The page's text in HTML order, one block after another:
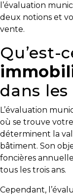
Locataire
Pourquoi
affaire
avec
un
courtier
Prenez
le
temps
d’analyser
vos
l’évaluation
deux notions et
vente.
Qu’est-
dans
L’évaluation
où se trouve
déterminent la
bâtiment. Son
foncières
tous les trois ans.
Cependant,